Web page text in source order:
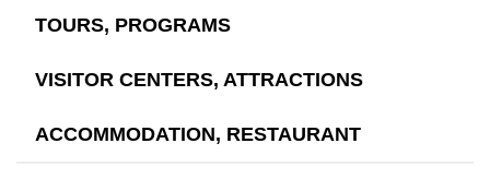
TOURS, PROGRAMS
VISITOR CENTERS, ATTRACTIONS
ACCOMMODATION, RESTAURANT